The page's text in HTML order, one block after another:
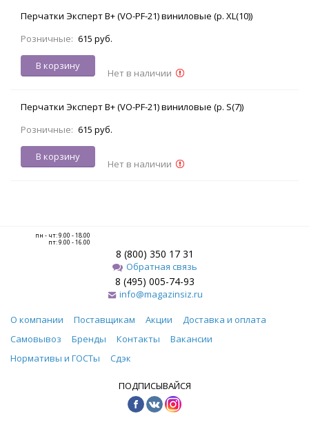
Перчатки Эксперт В+ (VO-PF-21) виниловые (р. XL(10))
Розничные: 615 руб.
В корзину
Нет в наличии
Перчатки Эксперт В+ (VO-PF-21) виниловые (р. S(7))
Розничные: 615 руб.
В корзину
Нет в наличии
пн - чт: 9.00 - 18.00
пт: 9.00 - 16.00
8 (800) 350 17 31
Обратная связь
8 (495) 005-74-93
info@magazinsiz.ru
О компании Поставщикам Акции
Доставка и оплата
Самовывоз
Бренды Контакты
Вакансии
Нормативы и ГОСТы
Сдэк
ПОДПИСЫВАЙСЯ